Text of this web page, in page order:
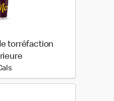
torréfaction
4 calories